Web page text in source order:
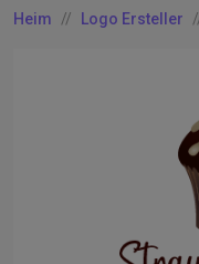
Heim Logo Ersteller